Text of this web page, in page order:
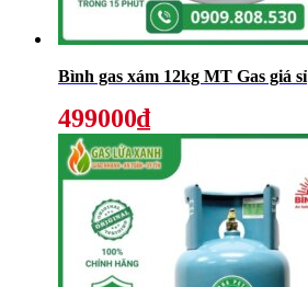
Bình gas xám 12kg MT Gas giá sỉ
499000₫